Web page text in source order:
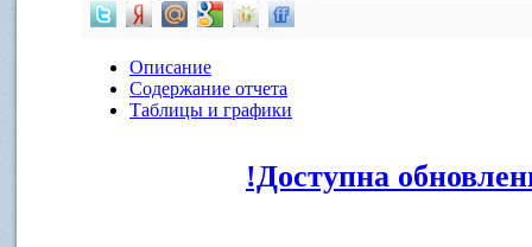
Описание
Содержание отчета
Таблицы и графики
!Доступна